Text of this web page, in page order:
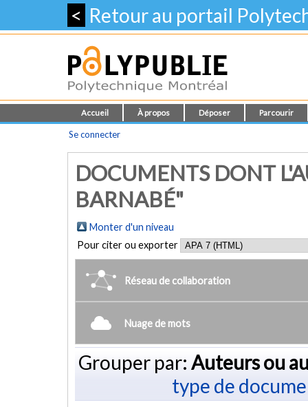
< Retour au portail
Accueil À propos Déposer Parcourir
Se connecter
DOCUMENTS DONT
BARNABÉ"
Monter d'un niveau
Pour citer ou exporter
Réseau de collaboration
Nuage de mots
Grouper par: Auteurs ou
type de